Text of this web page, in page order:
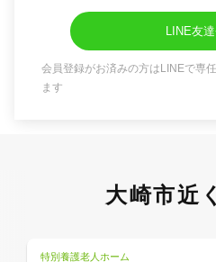
LINE友
会員登録がお済みの方はLINEで専
ます
大崎市近
特別養護老人ホーム